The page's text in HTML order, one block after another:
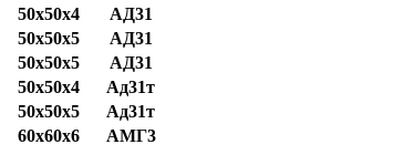
50х50х4
АД31
50х50х5
АД31
50х50х5
АД31
50х50х4
Ад31т
50х50х5
Ад31т
60х60х6 АМГ3